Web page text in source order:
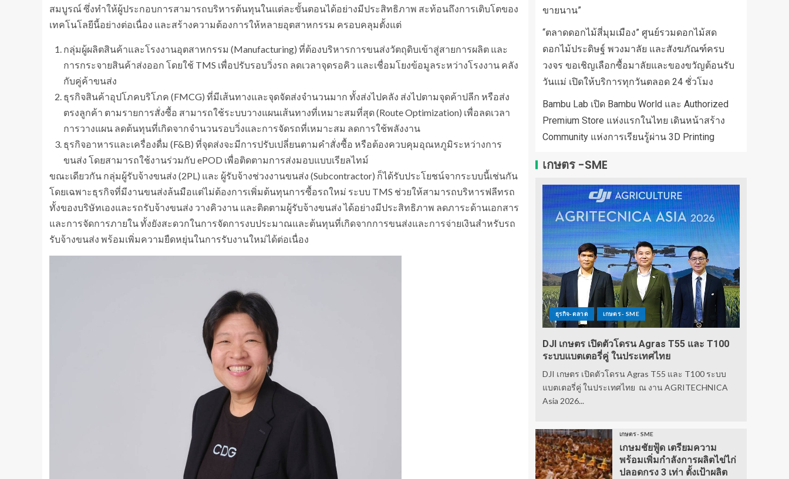
สมบูรณ์ ซึ่งทำให้ผู้ประกอบการสามารถบริหารต้นทุนในแต่ละขั้นตอนได้อย่างมีประสิทธิภาพ สะท้อนถึงการเติบโตของ
เทคโนโลยีนี้อย่างต่อเนื่อง และสร้างความต้องการให้หลายอุตสาหกรรม ครอบคลุมตั้งแต่
กลุ่มผู้ผลิตสินค้าและโรงงานอุตสาหกรรม (Manufacturing) ที่ต้องบริหารการขนส่งวัตถุดิบเข้าสู่สายการผลิต และ
การกระจายสินค้าส่งออก โดยใช้ TMS เพื่อปรับรอบวิ่งรถ ลดเวลาจุดรอคิว และเชื่อมโยงข้อมูลระหว่างโรงงาน คลัง
กับคู่ค้าขนส่ง
ธุรกิจสินค้าอุปโภคบริโภค (FMCG) ที่มีเส้นทางและจุดจัดส่งจำนวนมาก ทั้งส่งไปคลัง ส่งไปตามจุดค้าปลีก หรือส่ง
ตรงลูกค้า ตามรายการสั่งซื้อ สามารถใช้ระบบวางแผนเส้นทางที่เหมาะสมที่สุด (Route Optimization) เพื่อลดเวลา
การวางแผน ลดต้นทุนที่เกิดจากจำนวนรอบวิ่งและการจัดรถที่เหมาะสม ลดการใช้พลังงาน
ธุรกิจอาหารและเครื่องดื่ม (F&B) ที่จุดส่งจะมีการปรับเปลี่ยนตามคำสั่งซื้อ หรือต้องควบคุมอุณหภูมิระหว่างการ
ขนส่ง โดยสามารถใช้งานร่วมกับ ePOD เพื่อติดตามการส่งมอบแบบเรียลไทม์
ขณะเดียวกัน กลุ่มผู้รับจ้างขนส่ง (2PL) และ ผู้รับจ้างช่วงงานขนส่ง (Subcontractor) ก็ได้รับประโยชน์จากระบบนี้เช่นกัน
โดยเฉพาะธุรกิจที่มีงานขนส่งล้นมือแต่ไม่ต้องการเพิ่มต้นทุนการซื้อรถใหม่ ระบบ TMS ช่วยให้สามารถบริหารฟลีทรถ
ทั้งของบริษัทเองและรถรับจ้างขนส่ง วางคิวงาน และติดตามผู้รับจ้างขนส่ง ได้อย่างมีประสิทธิภาพ ลดภาระด้านเอกสาร
และการจัดการภายใน ทั้งยังสะดวกในการจัดการงบประมาณและต้นทุนที่เกิดจากการขนส่งและการจ่ายเงินสำหรับรถ
รับจ้างขนส่ง พร้อมเพิ่มความยืดหยุ่นในการรับงานใหม่ได้ต่อเนื่อง
ขายนาน”
“ตลาดดอกไม้สี่มุมเมือง” ศูนย์รวมดอกไม้สด
ดอกไม้ประดิษฐ์ พวงมาลัย และสังฆภัณฑ์ครบ
วงจร ขอเชิญเลือกซื้อมาลัยและของขวัญต้อนรับ
วันแม่ เปิดให้บริการทุกวันตลอด 24 ชั่วโมง
Bambu Lab เปิด Bambu World และ Authorized
Premium Store แห่งแรกในไทย เดินหน้าสร้าง
Community แห่งการเรียนรู้ผ่าน 3D Printing
เกษตร -SME
ธุรกิจ-ตลาด เกษตร - SME
DJI เกษตร เปิดตัวโดรน Agras T55 และ T100
ระบบแบตเตอรี่คู่ ในประเทศไทย
DJI เกษตร เปิดตัวโดรน Agras T55 และ T100 ระบบ
แบตเตอรี่คู่ ในประเทศไทย ณ งาน AGRITECHNICA
Asia 2026...
เกษตร - SME
เกษมชัยฟู้ด เตรียมความ
พร้อมเพิ่มกำลังการผลิตไข่ไก่
ปลอดกรง 3 เท่า ตั้งเป้าผลิต